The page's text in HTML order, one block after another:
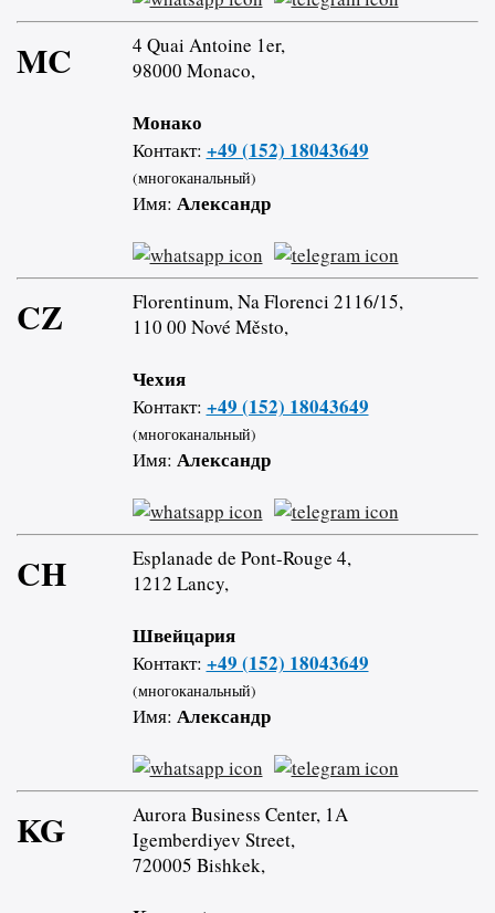
MC
4 Quai Antoine 1er,
98000 Monaco,
Монако
Контакт: +49 (152) 18043649
(многоканальный)
Имя: Александр
CZ
Florentinum, Na Florenci 2116/15,
110 00 Nové Město,
Чехия
Контакт: +49 (152) 18043649
(многоканальный)
Имя: Александр
CH
Esplanade de Pont-Rouge 4,
1212 Lancy,
Швейцария
Контакт: +49 (152) 18043649
(многоканальный)
Имя: Александр
KG
Aurora Business Center, 1A
Igemberdiyev Street,
720005 Bishkek,